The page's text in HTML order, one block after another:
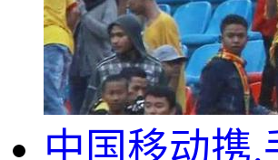
中国移动携